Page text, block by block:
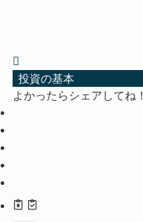
投資の基本
よかったらシェアしてね！